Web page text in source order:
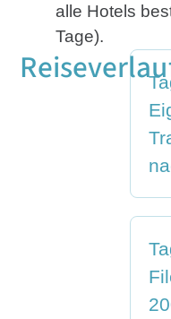
alle Hotels
Tage).